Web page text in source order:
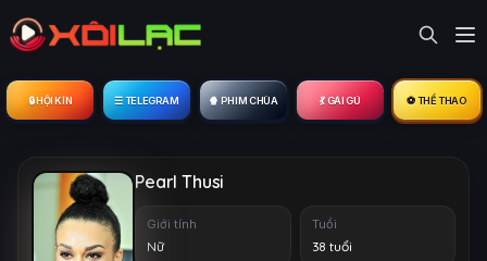
🔒︎ HỘI KÍN ☰ TELEGRAM 🍿 PHIM CHÙA 💃 GÁI GÚ ⚽ THỂ THAO
Pearl Thusi
Giới tính
Nữ
Tuổi
38 tuổi